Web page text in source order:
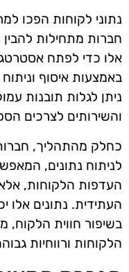
נתוני לקוחות הפכו
חברות מתחילות
אלו כדי לפתח
באמצעות איסוף
ניתן לגלות תובנות
והשירותים לצרכים
כחלק מהתהליך,
לניתוח נתונים,
העדפות הלקוחות,
העתידית. נתונים אלו
בשיפור חווית הלקוח,
הלקוחות ורווחיות